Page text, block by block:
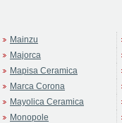
Mainzu
Majorca
Mapisa Ceramica
Marca Corona
Mayolica Ceramica
Monopole